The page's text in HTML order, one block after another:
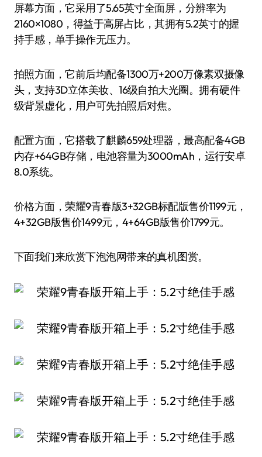
屏幕方面，它采用了5.65英寸全面屏，分辨率为
2160×1080，得益于高屏占比，其拥有5.2英寸的握
持手感，单手操作无压力。
拍照方面，它前后均配备1300万+200万像素双摄像
头，支持3D立体美妆、16级自拍大光圈。拥有硬件
级背景虚化，用户可先拍照后对焦。
配置方面，它搭载了麒麟659处理器，最高配备4GB
内存+64GB存储，电池容量为3000mAh，运行安卓
8.0系统。
价格方面，荣耀9青春版3+32GB标配版售价1199元，
4+32GB版售价1499元，4+64GB版售价1799元。
下面我们来欣赏下泡泡网带来的真机图赏。